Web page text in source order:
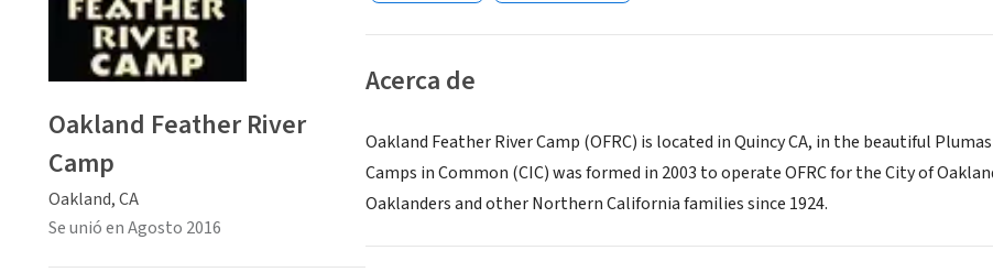
Acerca de
Oakland Feather River Camp (OFRC) is located in Quincy CA, in the beautiful
Camps in Common (CIC) was formed in 2003 to operate OFRC for the City of
Oaklanders and other Northern California families since 1924.
Oakland Feather River
Camp
Oakland, CA
Se unió en Agosto 2016